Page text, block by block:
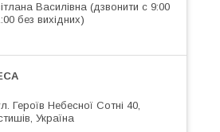
Василівна (дзвонити с 9:00
без вихідних)
Героїв Небесної Сотні 40,
Україна